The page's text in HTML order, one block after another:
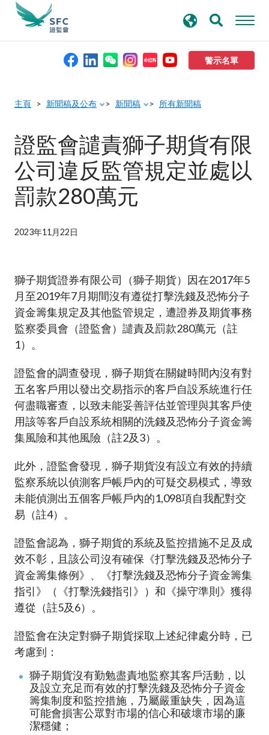
警示名單
本會簡介
監管職能
規則及標準
資料庫
加入本會
尋
主頁 新聞稿及公布 新聞稿 所有新聞稿
證監會譴責獅子期貨有限
公司違反監管規定並處以
罰款280萬元
2023年11月22日
獅子期貨證券有限公司（獅子期貨）因在2017年5
月至2019年7月期間沒有遵從打擊洗錢及恐怖分子
資金籌集規定及其他監管規定，遭證券及期貨事務
監察委員會（證監會）譴責及罰款280萬元（註
1）。
證監會的調查發現，獅子期貨在關鍵時間內沒有對
五名客戶用以發出交易指示的客戶自設系統進行任
何盡職審查，以致未能妥善評估並管理與其客戶使
用該等客戶自設系統相關的洗錢及恐怖分子資金籌
集風險和其他風險（註2及3）。
此外，證監會發現，獅子期貨沒有設立有效的持續
監察系統以偵測客戶帳戶內的可疑交易模式，導致
未能偵測出五個客戶帳戶內的1,098項自我配對交
易（註4）。
證監會認為，獅子期貨的系統及監控措施不足及成
效不彰，且該公司沒有確保《打擊洗錢及恐怖分子
資金籌集條例》、《打擊洗錢及恐怖分子資金籌集
指引》（《打擊洗錢指引》）和《操守準則》獲得
遵從（註5及6）。
證監會在決定對獅子期貨採取上述紀律處分時，已
考慮到：
獅子期貨沒有勤勉盡責地監察其客戶活動，以
及設立充足而有效的打擊洗錢及恐怖分子資金
籌集制度和監控措施，乃屬嚴重缺失，因為這
可能會損害公眾對市場的信心和破壞市場的廉
潔穩健；